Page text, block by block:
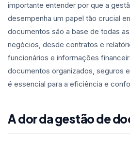
importante entender por que a
desempenha um papel tão crucial
documentos são a base de todas
negócios, desde contratos e
funcionários e informações
documentos organizados, seguros
é essencial para a eficiência e
A dor da gestão de